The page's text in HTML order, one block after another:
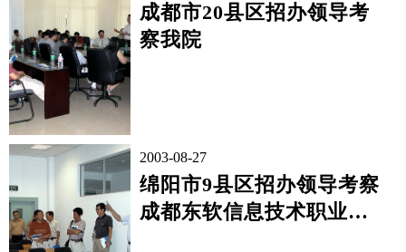
成都市20县区招办领导考
察我院
2003-08-27
绵阳市9县区招办领导考察
成都东软信息技术职业学